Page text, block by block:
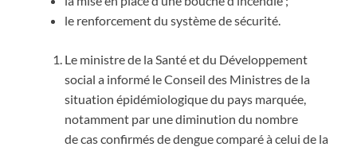
le renforcement du système de sécurité.
Le ministre de la Santé et du Développement
social a informé le Conseil des Ministres de la
situation épidémiologique du pays marquée,
notamment par une diminution du nombre
de cas confirmés de dengue comparé à celui de la